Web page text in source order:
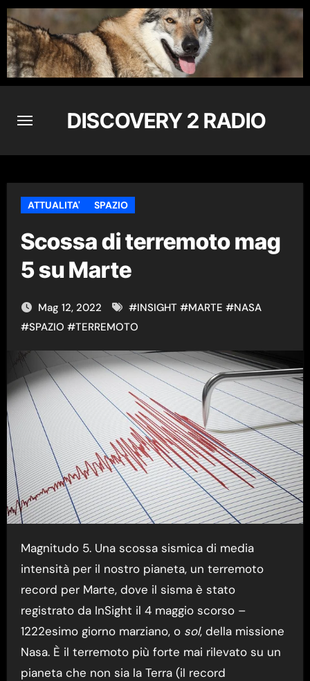
Skip
to
content
DISCOVERY 2 RADIO
ATTUALITA' SPAZIO
Scossa di terremoto mag
5 su Marte
Mag 12, 2022 #INSIGHT#MARTE #NASA
#SPAZIO #TERREMOTO
Magnitudo 5. Una scossa sismica di media
intensità per il nostro pianeta, un terremoto
record per Marte, dove il sisma è stato
registrato da InSight il 4 maggio scorso –
1222esimo giorno marziano, o sol, della missione
Nasa. È il terremoto più forte mai rilevato su un
pianeta che non sia la Terra (il record